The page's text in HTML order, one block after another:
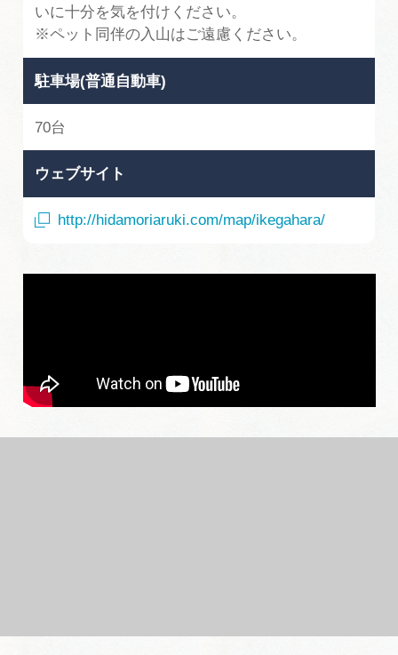
いに十分を気を付けください。
※ペット同伴の入山はご遠慮ください。
駐車場(普通自動車)
70台
ウェブサイト
http://hidamoriaruki.com/map/ikegahara/